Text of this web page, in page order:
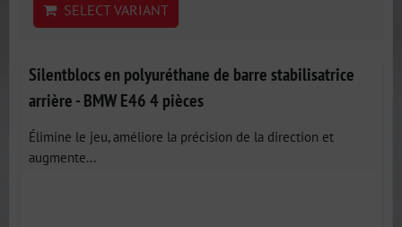
SELECT VARIANT
Silentblocs en polyuréthane de barre stabilisatrice
arrière - BMW E46 4 pièces
Élimine le jeu, améliore la précision de la direction et
augmente...